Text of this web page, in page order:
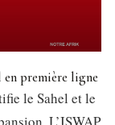
première ligne
le Sahel et le
L’ISWAP